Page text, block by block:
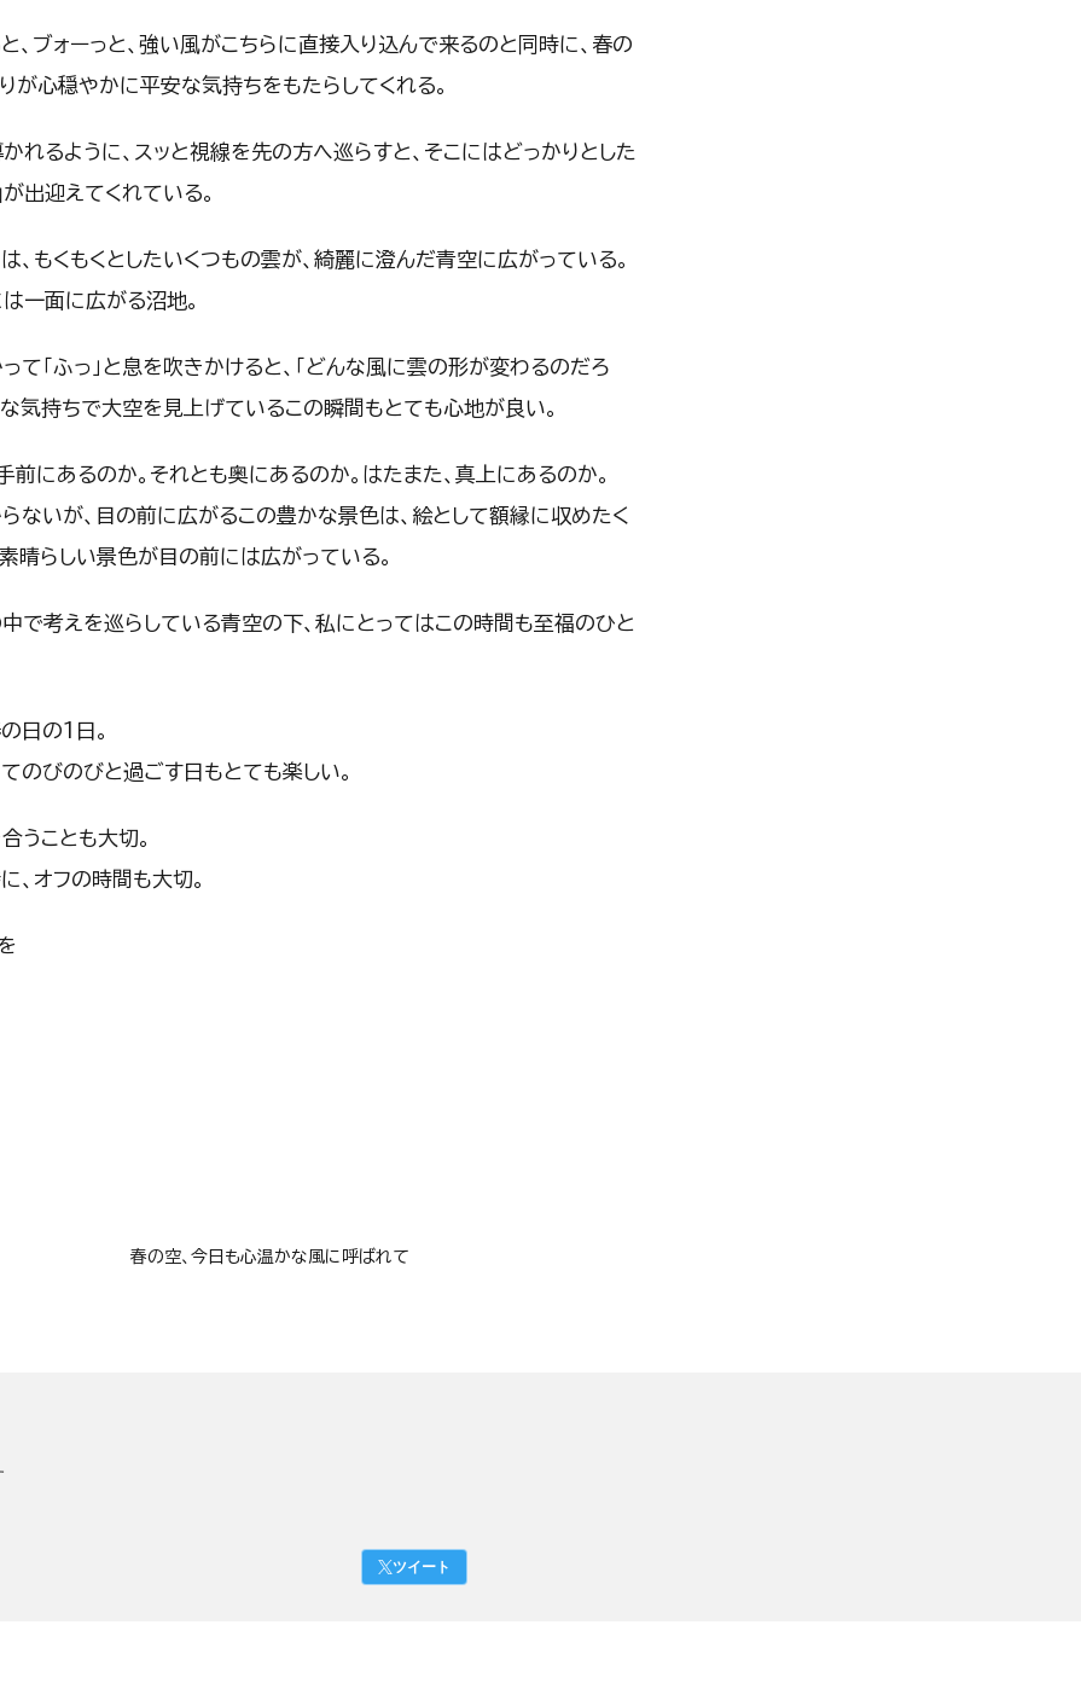
、ブォーっと、強い風がこちらに直接入り込んで来るのと同時に、春の
が心穏やかに平安な気持ちをもたらしてくれる。
れるように、スッと視線を先の方へ巡らすと、そこにはどっかりとした
出迎えてくれている。
、もくもくとしたいくつもの雲が、綺麗に澄んだ青空に広がっている。
一面に広がる沼地。
て「ふっ」と息を吹きかけると、「どんな風に雲の形が変わるのだろ
な気持ちで大空を見上げているこの瞬間もとても心地が良い。
前にあるのか。それとも奥にあるのか。はたまた、真上にあるのか。
ないが、目の前に広がるこの豊かな景色は、絵として額縁に収めたく
晴らしい景色が目の前には広がっている。
で考えを巡らしている青空の下、私にとってはこの時間も至福のひと
日の1日。
のびのびと過ごす日もとても楽しい。
うことも大切。
、オフの時間も大切。
春の空、今日も心温かな風に呼ばれて
ツイート